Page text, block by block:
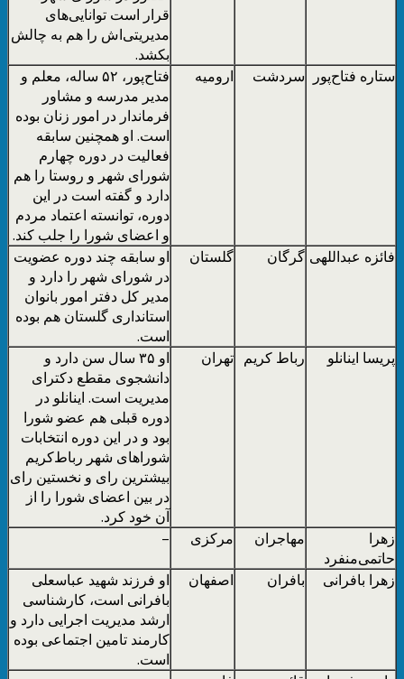
قرار است توانایی‌های
مدیریتی‌اش را هم به چالش
بکشد.
ستاره فتاح‌پور
سردشت ارومیه
فتاح‌پور، ۵۲ ساله، معلم و
مدیر مدرسه و مشاور
فرماندار در امور زنان بوده
است. او همچنین سابقه
فعالیت در دوره چهارم
شورای شهر و روستا را هم
دارد و گفته است در این
دوره، توانسته اعتماد مردم
و اعضای شورا را جلب کند.
فائزه عبداللهی گرگان گلستان
او سابقه چند دوره عضویت
در شورای شهر را دارد و
مدیر کل دفتر امور بانوان
استانداری گلستان هم بوده
است.
پریسا اینانلو
رباط کریم تهران
او ٣۵ سال سن دارد و
دانشجوی مقطع دکترای
مدیریت است. اینانلو در
دوره قبلی هم عضو شورا
بود و در این دوره انتخابات
شوراهای شهر رباط‌کریم
بیشترین رای و نخستین رای
در بین اعضای شورا را از
آن خود کرد.
زهرا
حاتمی‌منفرد
مهاجران مرکزی –
زهرا بافرانی بافران اصفهان
او فرزند شهید عباسعلی
بافرانی است، کارشناسی
ارشد مدیریت اجرایی دارد و
کارمند تامین اجتماعی بوده
است.